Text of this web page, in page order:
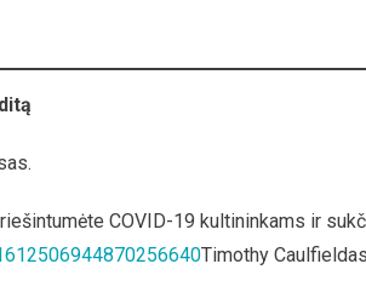
COVID-19 kultininkams ir
Timothy